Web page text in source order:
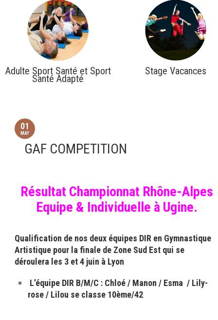
Adulte Sport Santé et Sport
Santé Adapté
Stage Vacances
01
MAY
GAF COMPETITION
Résultat Championnat Rhône-Alpes
Equipe & Individuelle à Ugine.
Qualification de nos deux équipes DIR en Gymnastique
Artistique pour la finale de Zone Sud Est qui se
déroulera les 3 et 4 juin à Lyon
L’équipe DIR B/M/C : Chloé / Manon / Esma / Lily-
rose / Lilou se classe 10ème/42